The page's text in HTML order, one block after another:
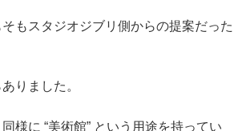
もスタジオジブリ側からの提案だった
りました。
様に “美術館” という用途を持ってい